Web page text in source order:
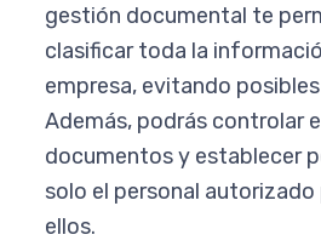
gestión documental te
clasificar toda la
empresa, evitando
Además, podrás controlar
documentos y establecer
solo el personal autorizado
ellos.